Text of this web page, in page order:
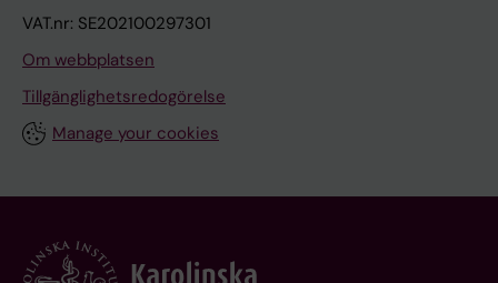
VAT.nr: SE202100297301
Om webbplatsen
Tillgänglighetsredogörelse
Manage your cookies